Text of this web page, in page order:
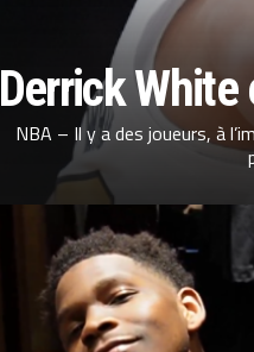
Derrick White
NBA – Il y a des joueurs, à